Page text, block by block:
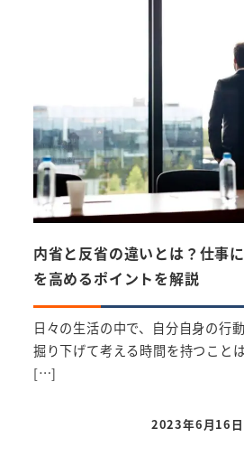
内省と反省の違いとは？仕事
を高めるポイントを解説
日々の生活の中で、自分自身の行
掘り下げて考える時間を持つこと
[…]
投稿日
2023年6月16日